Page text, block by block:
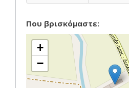
Που βρισκόμαστε:
+
−